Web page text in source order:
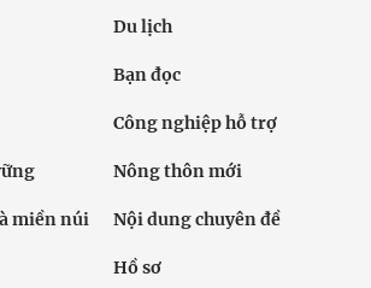
Du lịch
Bạn đọc
Công nghiệp hỗ trợ
Nông thôn mới
miền núi Nội dung chuyên đề
Hồ sơ